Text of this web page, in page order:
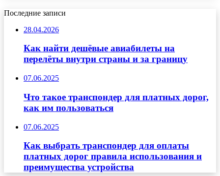
Последние записи
28.04.2026
Как найти дешёвые авиабилеты на
перелёты внутри страны и за границу
07.06.2025
Что такое транспондер для платных дорог,
как им пользоваться
07.06.2025
Как выбрать транспондер для оплаты
платных дорог правила использования и
преимущества устройства